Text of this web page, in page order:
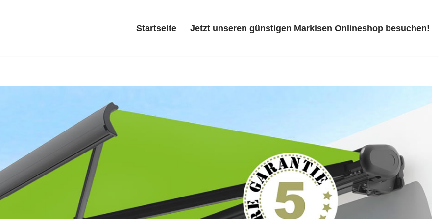
Startseite Jetzt unseren günstigen Markisen Onlineshop besuchen!